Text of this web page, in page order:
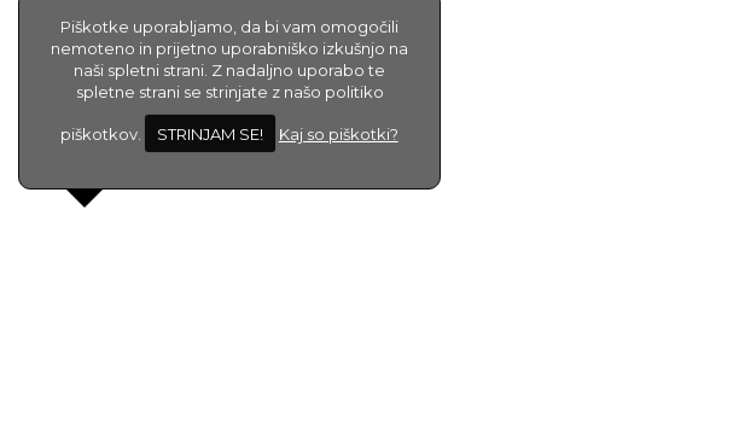
Piškotke uporabljamo, da bi vam omogočili
nemoteno in prijetno uporabniško izkušnjo na
naši spletni strani. Z nadaljno uporabo te
spletne strani se strinjate z našo politiko
piškotkov. STRINJAM SE! Kaj so piškotki?